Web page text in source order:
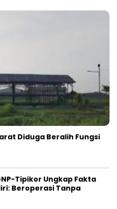
Diduga Beralih Fungsi
Tipikor Ungkap Fakta
Beroperasi Tanpa